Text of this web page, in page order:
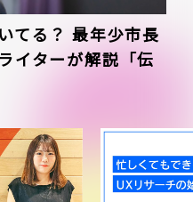
てる？ 最年少市長
イターが解説「伝